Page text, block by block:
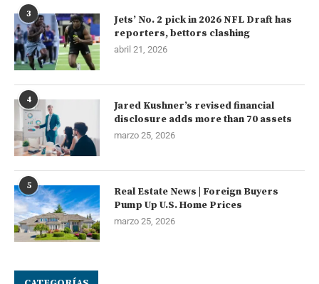
3
Jets’ No. 2 pick in 2026 NFL Draft has
reporters, bettors clashing
abril 21, 2026
4
Jared Kushner’s revised financial
disclosure adds more than 70 assets
marzo 25, 2026
5
Real Estate News | Foreign Buyers
Pump Up U.S. Home Prices
marzo 25, 2026